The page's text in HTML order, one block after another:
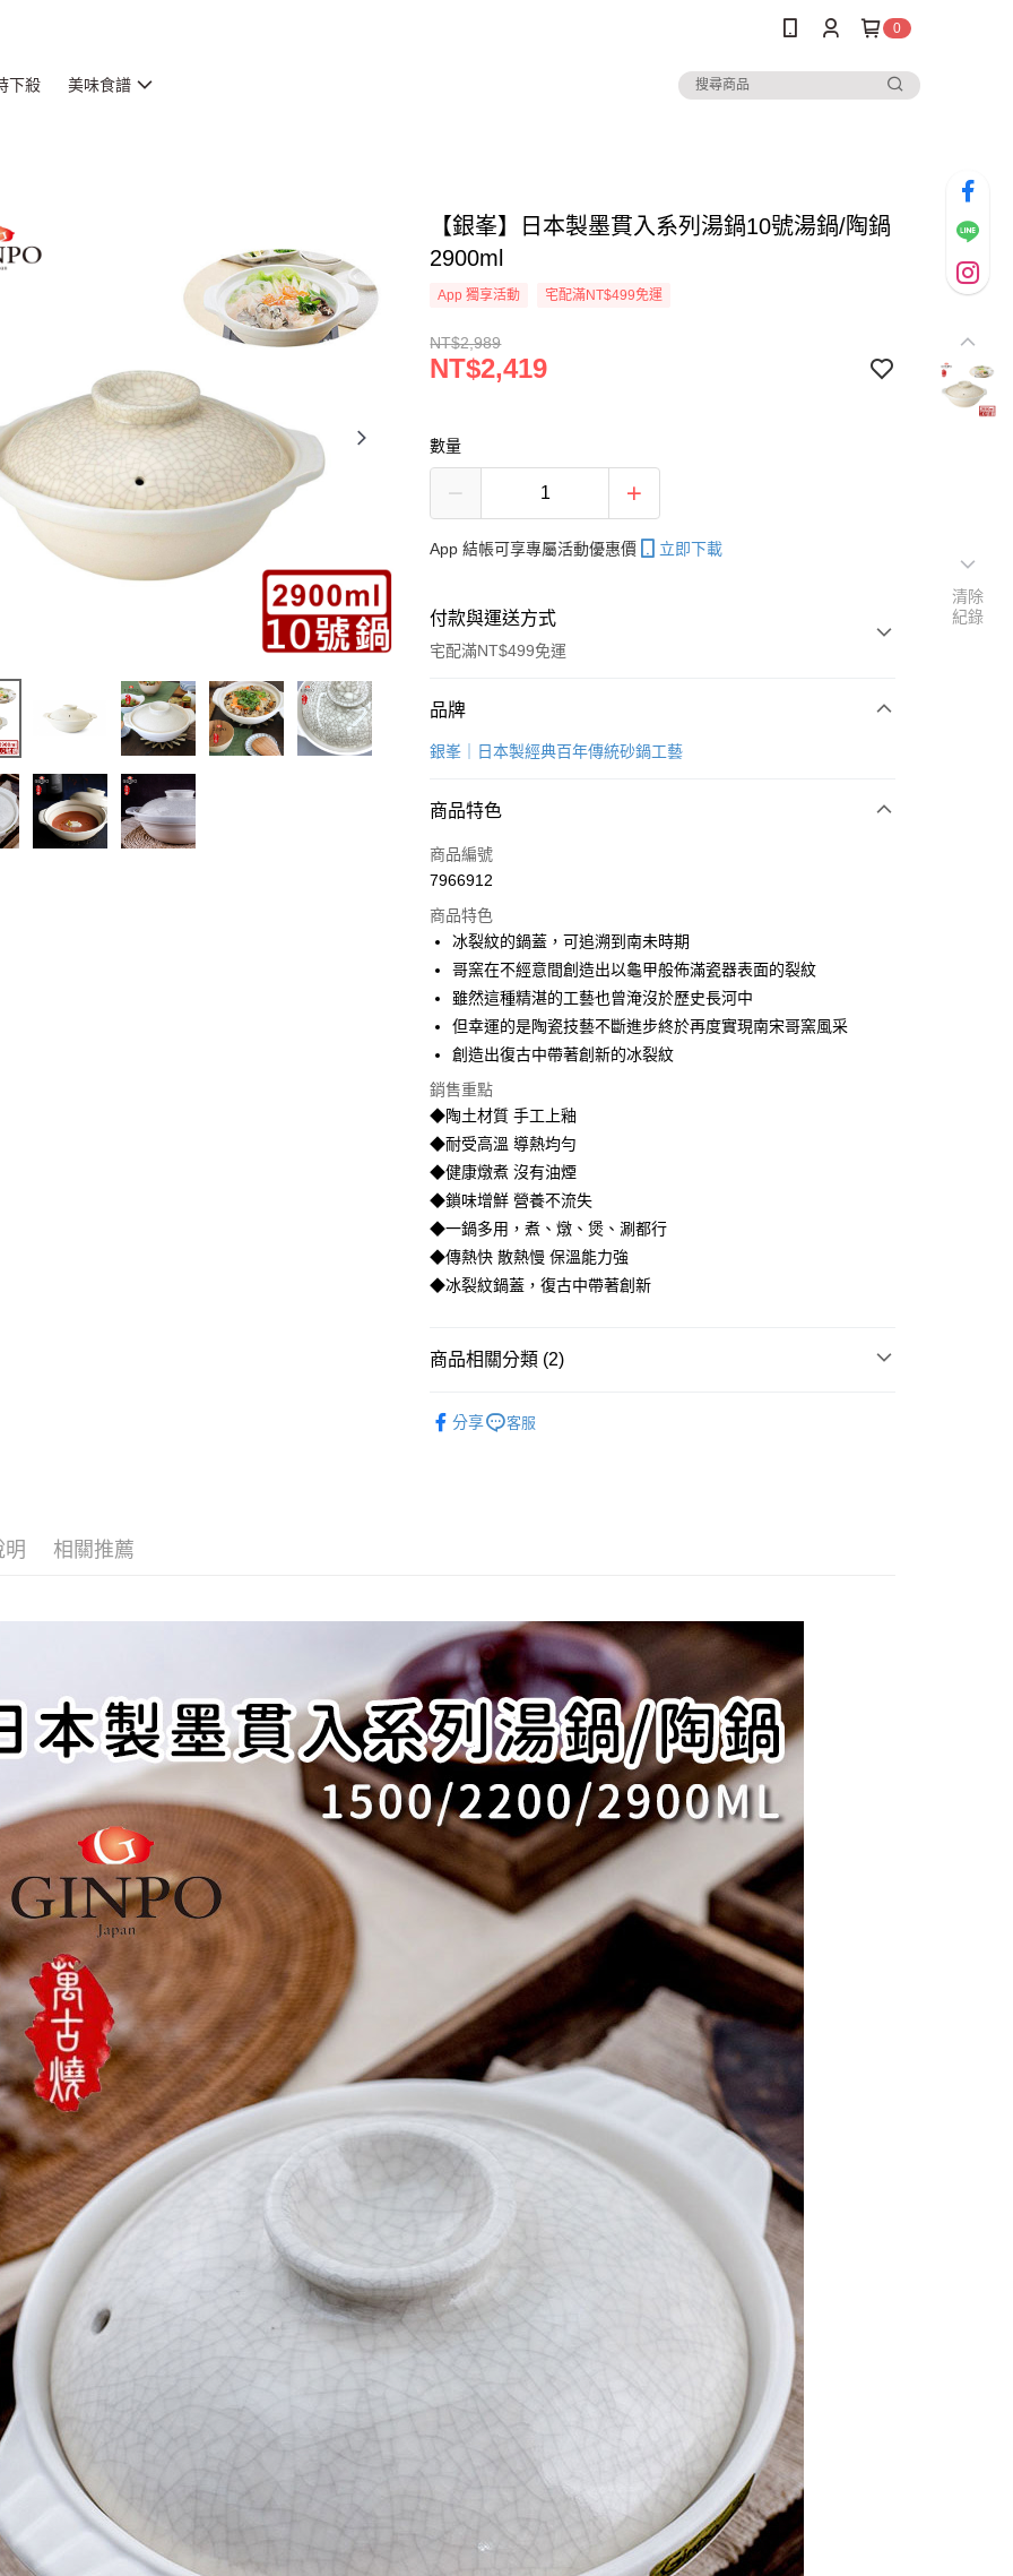
0
下殺 美味食譜
【銀峯】日本製墨貫入系列湯鍋10號湯鍋/陶鍋
2900ml
App 獨享活動 宅配滿NT$499免運
NT$2,989
NT$2,419
數量
App 結帳可享專屬活動優惠價 立即下載
付款與運送方式
宅配滿NT$499免運
付款方式
信用卡一次付款
街口支付
悠遊付
AFTEE先享後付
【關於「AFTEE先享後付」】
AFTEE先享後付是「在收到商品之後才付款」的支付方式。 讓您購物簡單
便利好安心！
２．便利：只要手機號碼，簡訊認證，即可結帳。
３．安心：先確認商品／服務後，再付款。
【「AFTEE先享後付」結帳流程】
１．於結帳方式選擇「AFTEE先享後付」後，將跳轉至「AFTEE先享後
付」結帳頁面，進行簡訊認證並確認金額後，即可完成結帳。
２．訂單成立數日內，您將收到繳費通知簡訊。
３．收到繳費通知簡訊後14天內，點擊此簡訊中的連結，可透過四大超商
／ATM／網路銀行／等多元方式進行付款，方視為交易完成。
絡購買商品的店家。未經商家同意取消之訂單仍視為有效，需透過AFTEE
是否繳費成功／繳費後需取消欲退款等相關疑問，請聯繫「AFTEE先享後
【注意事項】
１．透過由恩沛科技股份有限公司提供之「AFTEE先享後付」服務完成之
即時審查核予不同之上限額度；若仍有額度不足之情形，本公司將視審查
結果請求用戶進行身份認證。
５．嚴禁一人註冊多個帳號或使用他人資訊註冊。若發現惡意使用之情
形，恩沛科技股份有限公司將有權停止該用戶之使用額度並採取法律行
動。
ATM付款
貨到付款
運送方式
宅配
每筆NT$100，滿NT$499(含以上)免運費
貨到付款
每筆NT$150，滿NT$2,000(含以上)免運費
品牌
銀峯｜日本製經典百年傳統砂鍋工藝
商品特色
商品編號
7966912
商品特色
冰裂紋的鍋蓋，可追溯到南未時期
哥窯在不經意間創造出以龜甲般佈滿瓷器表面的裂紋
雖然這種精湛的工藝也曾淹沒於歷史長河中
但幸運的是陶瓷技藝不斷進步終於再度實現南宋哥窯風采
創造出復古中帶著創新的冰裂紋
銷售重點
◆陶土材質 手工上釉
◆耐受高溫 導熱均勻
◆健康燉煮 沒有油煙
◆鎖味增鮮 營養不流失
◆一鍋多用，煮、燉、煲、涮都行
◆傳熱快 散熱慢 保溫能力強
◆冰裂紋鍋蓋，復古中帶著創新
商品相關分類 (2)
分享 客服
明 相關推薦
清除
紀錄